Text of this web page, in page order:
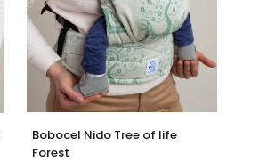
Bobocel Nido Tree of life
Forest